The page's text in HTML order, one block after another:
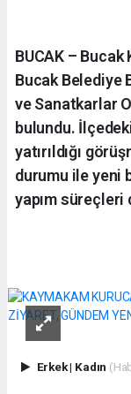
BUCAK – Bucak
Bucak Belediye
ve Sanatkarlar
bulundu.
yatırıldığı
durumu ile yeni
yapım süreçleri
Erkek| Kadın